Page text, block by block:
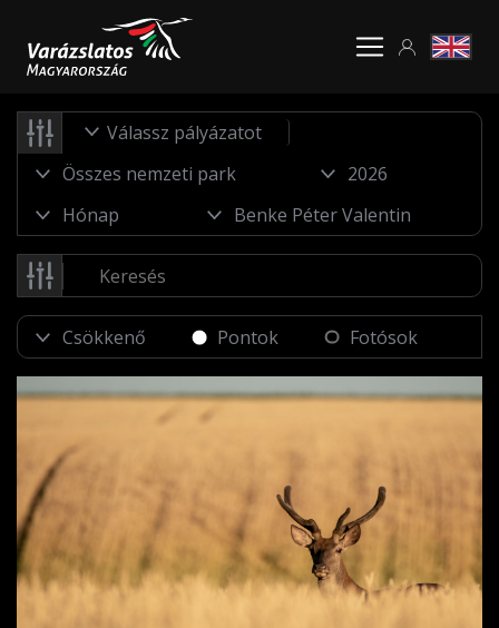
Válassz pályázatot
Pontok Fotósok